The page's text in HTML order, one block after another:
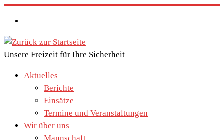
Zum
Inhalt
springen
Unsere Freizeit für Ihre Sicherheit
Aktuelles
Berichte
Einsätze
Termine und Veranstaltungen
Wir über uns
Mannschaft